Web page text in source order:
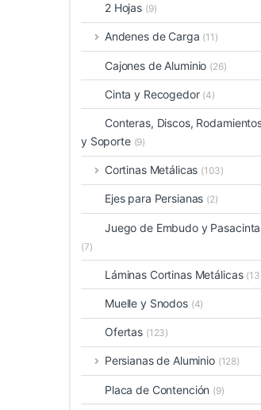
2 Hojas (9)
Andenes de Carga (11)
Cajones de Aluminio (26)
Cinta y Recogedor (4)
Conteras, Discos,
y Soporte (9)
Cortinas Metálicas (103)
Ejes para Persianas (2)
Juego de Embudo y
(7)
Láminas Cortinas Metálicas
Muelle y Snodos (4)
Ofertas (123)
Persianas de Aluminio (128)
Placa de Contención (9)